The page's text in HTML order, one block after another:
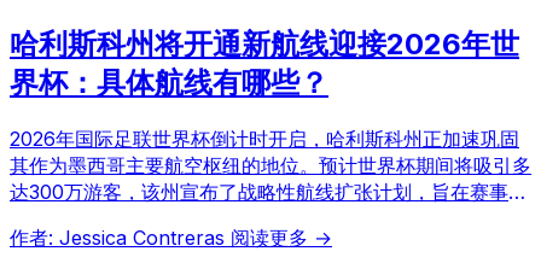
哈利斯科州将开通新航线迎接2026年世
界杯：具体航线有哪些？
2026年国际足联世界杯倒计时开启，哈利斯科州正加速巩固
其作为墨西哥主要航空枢纽的地位。预计世界杯期间将吸引多
达300万游客，该州宣布了战略性航线扩张计划，旨在赛事之
作者: Jessica Contreras 阅读更多 →